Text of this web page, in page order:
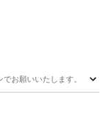
お願いいたします。